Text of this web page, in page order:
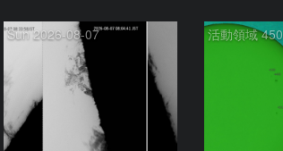
Sun 2026-08-07 活動領域